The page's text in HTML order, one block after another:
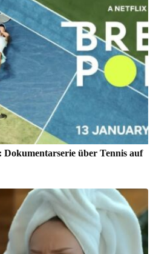
Dokumentarserie über Tennis auf